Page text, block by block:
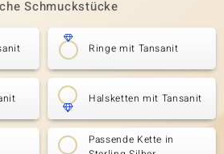
Schmuckstücke
Ringe mit Tansanit
Halsketten mit Tansanit
Passende Kette in